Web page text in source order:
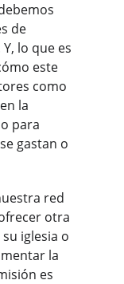
de
lo que es
este
como
la
para
gastan o
red
otra
iglesia o
la
es